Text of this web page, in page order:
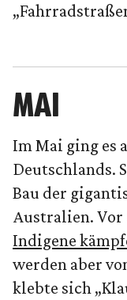
MAI
Im Mai ging es
Deutschlands.
Bau der
Australien.
Indigene
werden aber
klebte sich